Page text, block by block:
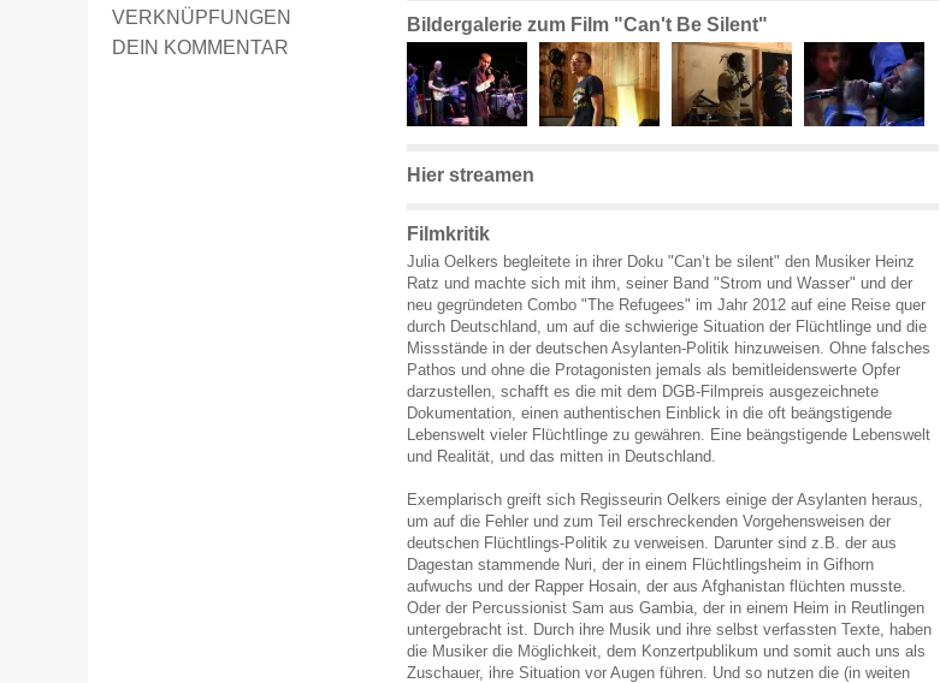
VERKNÜPFUNGEN
DEIN KOMMENTAR
Bildergalerie zum Film "Can't Be Silent"
Hier streamen
Filmkritik
Julia Oelkers begleitete in ihrer Doku "Can’t be silent" den Musiker Heinz
Ratz und machte sich mit ihm, seiner Band "Strom und Wasser" und der
neu gegründeten Combo "The Refugees" im Jahr 2012 auf eine Reise quer
durch Deutschland, um auf die schwierige Situation der Flüchtlinge und die
Missstände in der deutschen Asylanten-Politik hinzuweisen. Ohne falsches
Pathos und ohne die Protagonisten jemals als bemitleidenswerte Opfer
darzustellen, schafft es die mit dem DGB-Filmpreis ausgezeichnete
Dokumentation, einen authentischen Einblick in die oft beängstigende
Lebenswelt vieler Flüchtlinge zu gewähren. Eine beängstigende Lebenswelt
und Realität, und das mitten in Deutschland.
Exemplarisch greift sich Regisseurin Oelkers einige der Asylanten heraus,
um auf die Fehler und zum Teil erschreckenden Vorgehensweisen der
deutschen Flüchtlings-Politik zu verweisen. Darunter sind z.B. der aus
Dagestan stammende Nuri, der in einem Flüchtlingsheim in Gifhorn
aufwuchs und der Rapper Hosain, der aus Afghanistan flüchten musste.
Oder der Percussionist Sam aus Gambia, der in einem Heim in Reutlingen
untergebracht ist. Durch ihre Musik und ihre selbst verfassten Texte, haben
die Musiker die Möglichkeit, dem Konzertpublikum und somit auch uns als
Zuschauer, ihre Situation vor Augen führen. Und so nutzen die (in weiten